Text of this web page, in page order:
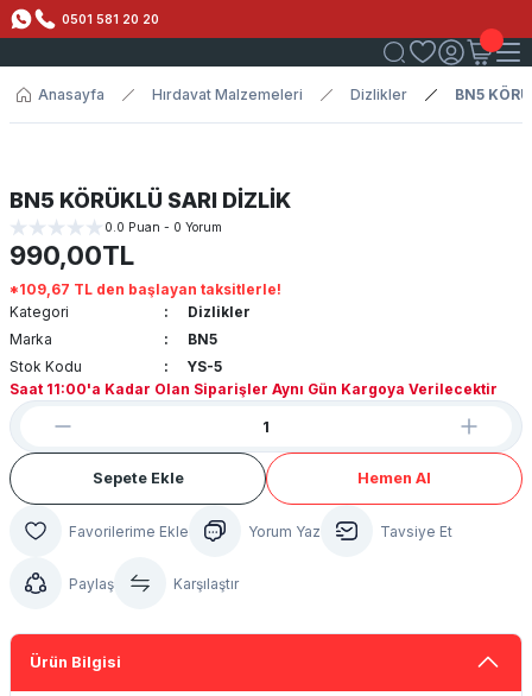
0501 581 20 20
Anasayfa Hırdavat Malzemeleri Dizlikler BN5
BN5 KÖRÜKLÜ SARI DİZLİK
0.0 Puan - 0 Yorum
990,00TL
*109,67 TL den başlayan taksitlerle!
Kategori
Dizlikler
Marka
BN5
Stok Kodu
YS-5
Saat 11:00'a Kadar Olan Siparişler Aynı Gün Kargoya Verilecektir
Sepete Ekle Hemen Al
Yorum Yaz Tavsiye Et
Paylaş Karşılaştır
Ürün Bilgisi